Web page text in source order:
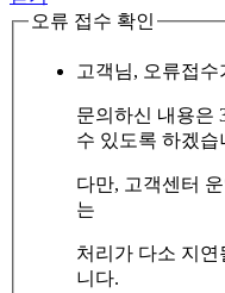
오류 접수 확인
고객님, 오류접
문의하신 내용은
수 있도록 하겠습
다만, 고객센터
는
처리가 다소 지연
니다.